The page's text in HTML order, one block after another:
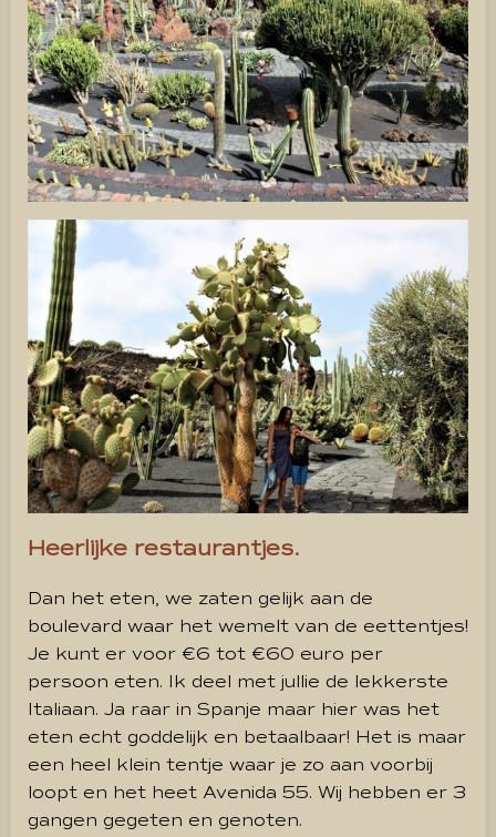
Heerlijke restaurantjes.
Dan het eten, we zaten gelijk aan de
boulevard waar het wemelt van de eettentjes!
Je kunt er voor €6 tot €60 euro per
persoon eten. Ik deel met jullie de lekkerste
Italiaan. Ja raar in Spanje maar hier was het
eten echt goddelijk en betaalbaar! Het is maar
een heel klein tentje waar je zo aan voorbij
loopt en het heet Avenida 55. Wij hebben er 3
gangen gegeten en genoten.